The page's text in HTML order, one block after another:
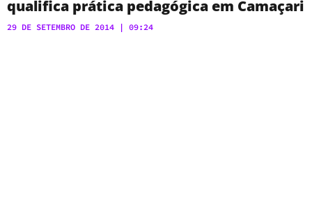
qualifica prática pedagógica em Camaçari
29 DE SETEMBRO DE 2014 09:24